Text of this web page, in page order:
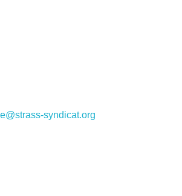
syndicat.org